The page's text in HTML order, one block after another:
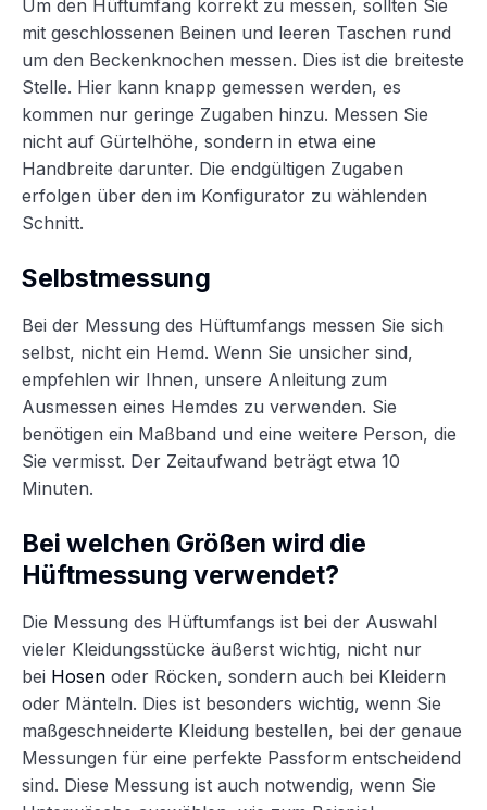
Um den Hüftumfang korrekt zu messen, sollten Sie
mit geschlossenen Beinen und leeren Taschen rund
um den Beckenknochen messen. Dies ist die breiteste
Stelle. Hier kann knapp gemessen werden, es
kommen nur geringe Zugaben hinzu. Messen Sie
nicht auf Gürtelhöhe, sondern in etwa eine
Handbreite darunter. Die endgültigen Zugaben
erfolgen über den im Konfigurator zu wählenden
Schnitt.
Selbstmessung
Bei der Messung des Hüftumfangs messen Sie sich
selbst, nicht ein Hemd. Wenn Sie unsicher sind,
empfehlen wir Ihnen, unsere Anleitung zum
Ausmessen eines Hemdes zu verwenden. Sie
benötigen ein Maßband und eine weitere Person, die
Sie vermisst. Der Zeitaufwand beträgt etwa 10
Minuten.
Bei welchen Größen wird die
Hüftmessung verwendet?
Die Messung des Hüftumfangs ist bei der Auswahl
vieler Kleidungsstücke äußerst wichtig, nicht nur
bei Hosen oder Röcken, sondern auch bei Kleidern
oder Mänteln. Dies ist besonders wichtig, wenn Sie
maßgeschneiderte Kleidung bestellen, bei der genaue
Messungen für eine perfekte Passform entscheidend
sind. Diese Messung ist auch notwendig, wenn Sie